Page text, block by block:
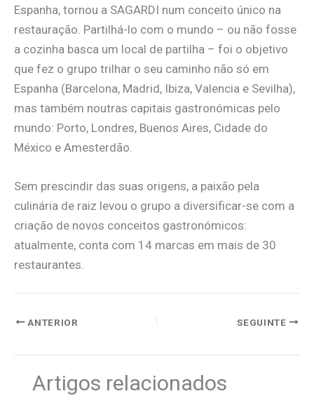
Espanha, tornou a SAGARDI num conceito único na
restauração. Partilhá-lo com o mundo – ou não fosse
a cozinha basca um local de partilha – foi o objetivo
que fez o grupo trilhar o seu caminho não só em
Espanha (Barcelona, Madrid, Ibiza, Valencia e Sevilha),
mas também noutras capitais gastronómicas pelo
mundo: Porto, Londres, Buenos Aires, Cidade do
México e Amesterdão.
Sem prescindir das suas origens, a paixão pela
culinária de raiz levou o grupo a diversificar-se com a
criação de novos conceitos gastronómicos:
atualmente, conta com 14 marcas em mais de 30
restaurantes.
ANTERIOR SEGUINTE
Artigos relacionados